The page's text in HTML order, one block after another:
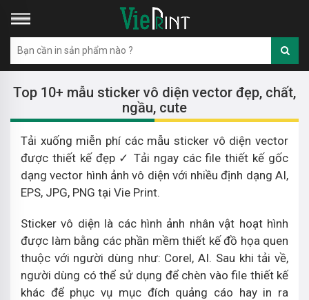
Top 10+ mẫu sticker vô diện vector đẹp, chất,
ngầu, cute
Tải xuống miễn phí các mẫu sticker vô diện vector
được thiết kế đẹp ✓ Tải ngay các file thiết kế gốc
dạng vector hình ảnh vô diện với nhiều định dạng AI,
EPS, JPG, PNG tại Vie Print.
Sticker vô diện là các hình ảnh nhân vật hoạt hình
được làm bằng các phần mềm thiết kế đồ họa quen
thuộc với người dùng như: Corel, AI. Sau khi tải về,
người dùng có thể sử dụng để chèn vào file thiết kế
khác để phục vụ mục đích quảng cáo hay in ra